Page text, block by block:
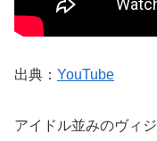
出典： YouTube
アイドル並みのヴィ